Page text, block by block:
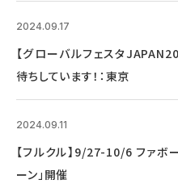
2024.09.17
【グローバルフェスタ
待ちしています！：東京
2024.09.11
【フルクル】9/27-10/6 ファボ
ーン」開催